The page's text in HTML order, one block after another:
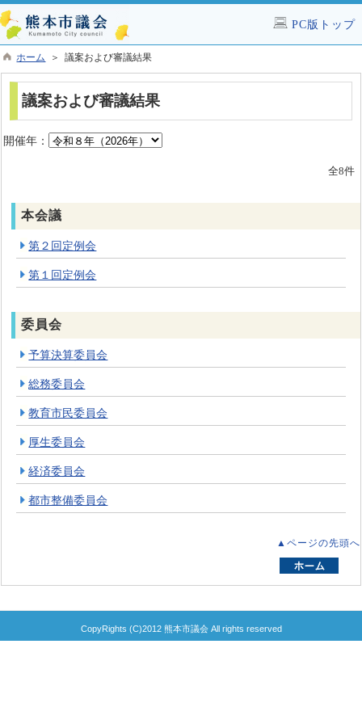
PC版トップ
ホーム ＞ 議案および審議結果
議案および審議結果
開催年：
全8件
本会議
第２回定例会
第１回定例会
委員会
予算決算委員会
総務委員会
教育市民委員会
厚生委員会
経済委員会
都市整備委員会
▲ページの先頭へ
CopyRights (C)2012 熊本市議会 All rights reserved